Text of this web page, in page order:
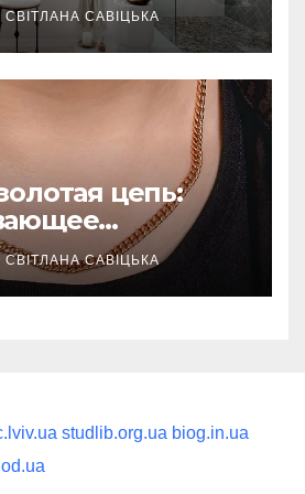
СВІТЛАНА САВІЦЬКА
цепь:
по выбору
украшения
СВІТЛАНА САВІЦЬКА
studlib.org.ua biog.in.ua